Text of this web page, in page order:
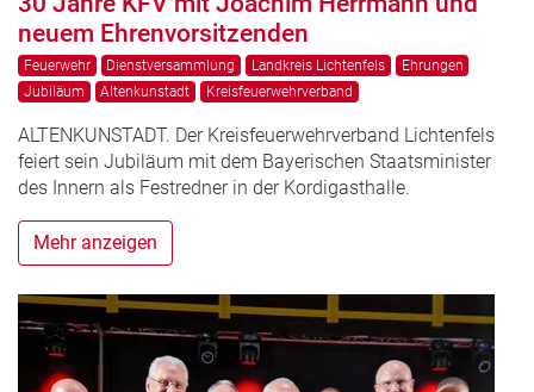
neuem Ehrenvorsitzenden
Feuerwehr Dienstversammlung Landkreis Lichtenfels
Ehrungen
Jubiläum
Altenkunstadt Kreisfeuerwehrverband
ALTENKUNSTADT. Der Kreisfeuerwehrverband Lichtenfels
feiert sein Jubiläum mit dem Bayerischen Staatsminister
des Innern als Festredner in der Kordigasthalle.
Mehr anzeigen